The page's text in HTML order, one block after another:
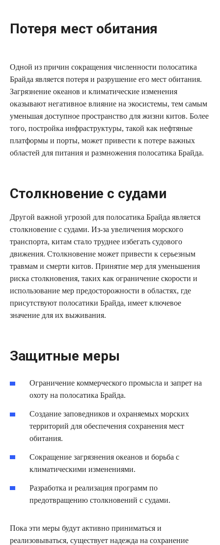
Потеря мест обитания
Одной из причин сокращения численности полосатика
Брайда является потеря и разрушение его мест обитания.
Загрязнение океанов и климатические изменения
оказывают негативное влияние на экосистемы, тем самым
уменьшая доступное пространство для жизни китов. Более
того, постройка инфраструктуры, такой как нефтяные
платформы и порты, может привести к потере важных
областей для питания и размножения полосатика Брайда.
Столкновение с судами
Другой важной угрозой для полосатика Брайда является
столкновение с судами. Из-за увеличения морского
транспорта, китам стало труднее избегать судового
движения. Столкновение может привести к серьезным
травмам и смерти китов. Принятие мер для уменьшения
риска столкновения, таких как ограничение скорости и
использование мер предосторожности в областях, где
присутствуют полосатики Брайда, имеет ключевое
значение для их выживания.
Защитные меры
Ограничение коммерческого промысла и запрет на
охоту на полосатика Брайда.
Создание заповедников и охраняемых морских
территорий для обеспечения сохранения мест
обитания.
Сокращение загрязнения океанов и борьба с
климатическими изменениями.
Разработка и реализация программ по
предотвращению столкновений с судами.
Пока эти меры будут активно приниматься и
реализовываться, существует надежда на сохранение